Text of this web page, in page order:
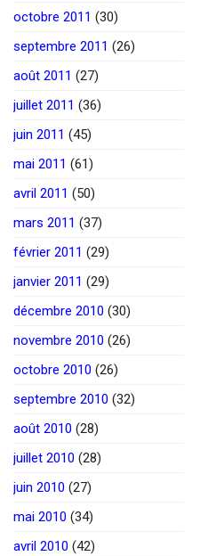
octobre 2011 (30)
septembre 2011 (26)
août 2011 (27)
juillet 2011 (36)
juin 2011 (45)
mai 2011 (61)
avril 2011 (50)
mars 2011 (37)
février 2011 (29)
janvier 2011 (29)
décembre 2010 (30)
novembre 2010 (26)
octobre 2010 (26)
septembre 2010 (32)
août 2010 (28)
juillet 2010 (28)
juin 2010 (27)
mai 2010 (34)
avril 2010 (42)